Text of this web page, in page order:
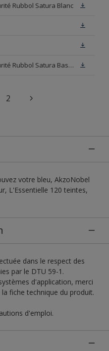
Rubbol Satura Blanc
Fiche de données de sécurité Rubbol Satura Base N00
2
votre bleu, AkzoNobel
L'Essentielle 120 teintes,
dans le respect des
par le DTU 59-1.
d'application, merci
fiche technique du produit.
d'emploi.